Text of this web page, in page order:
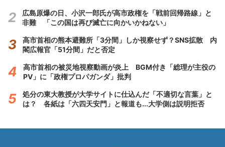
広島原爆の日、小沢一郎氏が高市政権を「戦前回帰路線」と
非難 「この国は再び滅亡に向かいかねない」
高市首相の熊本避難所「3分間」しか視察せず？SNS拡散 内
閣広報官「51分間」だと否定
高市首相の被災地視察動画が炎上 BGM付き「総理が主役の
PV」に「政権プロパガンダ」批判
処分の東大教授が大学サイトに仕込んだ「不適切な言葉」と
は？ 各紙は「六四天安門」と報道も...大学側は説明拒否